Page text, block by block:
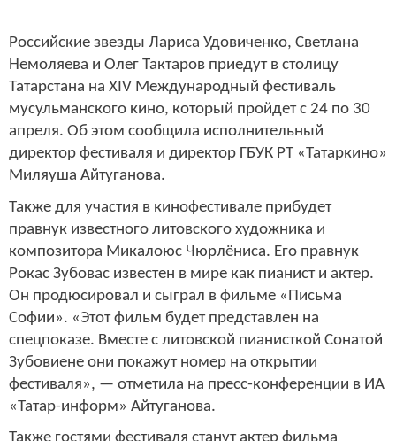
Российские звезды Лариса Удовиченко, Светлана
Немоляева и Олег Тактаров приедут в столицу
Татарстана на XIV Международный фестиваль
мусульманского кино, который пройдет с 24 по 30
апреля. Об этом сообщила исполнительный
директор фестиваля и директор ГБУК РТ «Татаркино»
Миляуша Айтуганова.
Также для участия в кинофестивале прибудет
правнук известного литовского художника и
композитора Микалоюс Чюрлёниса. Его правнук
Рокас Зубовас известен в мире как пианист и актер.
Он продюсировал и сыграл в фильме «Письма
Софии». «Этот фильм будет представлен на
спецпоказе. Вместе с литовской пианисткой Сонатой
Зубовиене они покажут номер на открытии
фестиваля», — отметила на пресс-конференции в ИА
«Татар-информ» Айтуганова.